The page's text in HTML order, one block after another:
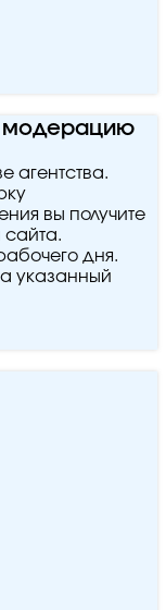
модерацию
агентства.
вы получите
сайта.
дня.
указанный